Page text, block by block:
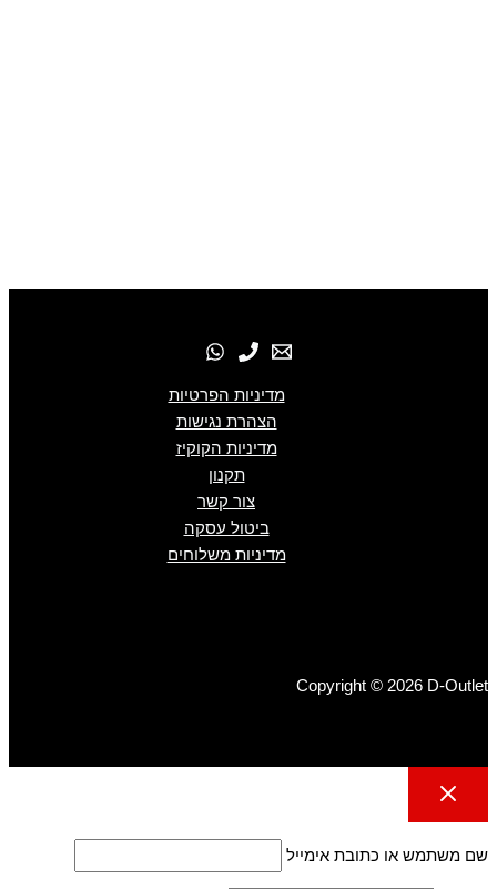
מדיניות הפרטיות
הצהרת נגישות
מדיניות הקוקיז
תקנון
צור קשר
ביטול עסקה
מדיניות משלוחים
Copyright © 2026 D-Outlet
שם משתמש או כתובת אימייל